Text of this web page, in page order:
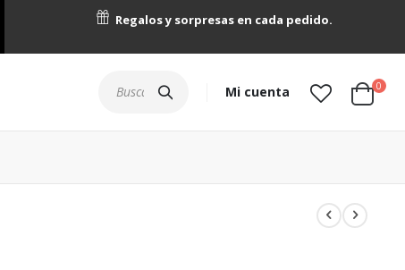
Regalos y sorpresas en cada pedido.
Mi cuenta Cart
0